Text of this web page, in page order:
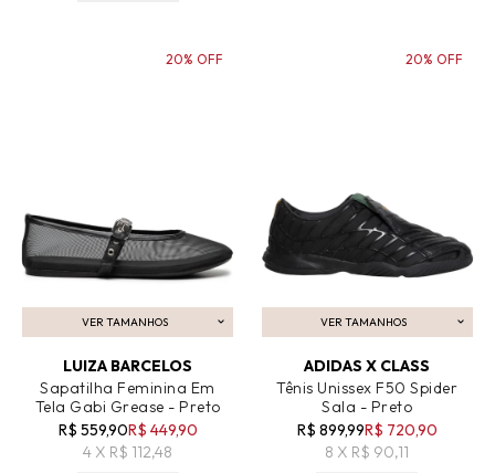
VER TAMANHOS
ADICIONAR AO CARRINHO
LUIZA BARCELOS
Sapatilha Feminina Em
Tela Gabi Grease - Preto
R$ 559,90R$ 449,90
4 X R$ 112,48
20% OFF
VER TAMANHOS
ADICIONAR AO CARRINHO
ADIDAS X CLASS
Tênis Unissex F50 Spider
Sala - Preto
R$ 899,99R$ 720,90
8 X R$ 90,11
20% OFF